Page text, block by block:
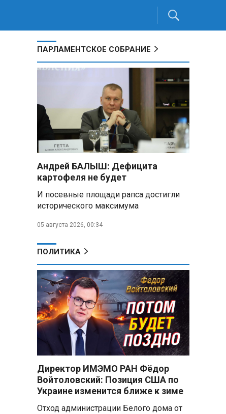
ПАРЛАМЕНТСКОЕ СОБРАНИЕ
Андрей БАЛЫШ: Дефицита
картофеля не будет
И посевные площади рапса достигли
исторического максимума
05 августа 2026, 00:34
ПОЛИТИКА
Директор ИМЭМО РАН Фёдор
Войтоловский: Позиция США по
Украине изменится ближе к зиме
Отход администрации Белого дома от